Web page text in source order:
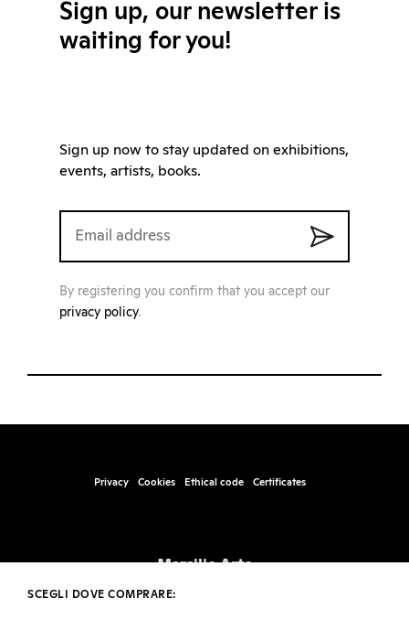
SCEGLI DOVE COMPRARE:
Sign up, our newsletter is
waiting for you!
Sign up now to stay updated on exhibitions,
events, artists, books.
By registering you confirm that you accept our
privacy policy.
Privacy Cookies Ethical code Certificates
Marsilio Arte
Santa Marta, Fabbricato 17, 30123 – Venice